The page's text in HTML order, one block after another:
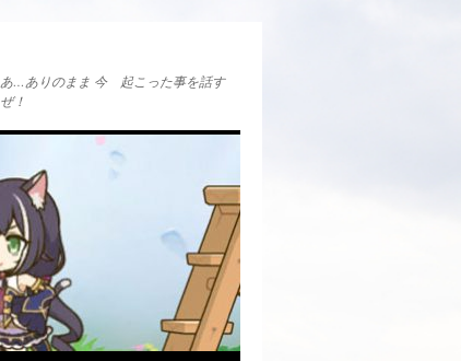
あ…ありのまま 今 起こった事を話す
ぜ！